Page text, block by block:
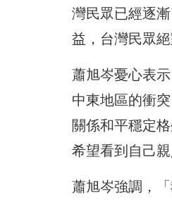
灣民眾已經逐
益，台灣民眾
蕭旭岑憂心表
中東地區的衝
關係和平穩定
希望看到自己
蕭旭岑強調，